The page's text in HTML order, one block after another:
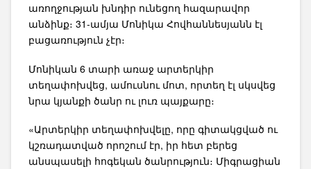
առողջության խնդիր ունեցող հազարավոր
անձինք։ 31-ամյա Մոնիկա Հովհաննեսյանն էլ
բացառություն չէր։
Մոնիկան 6 տարի առաջ արտերկիր
տեղափոխվեց, ամուսնու մոտ, որտեղ էլ սկսվեց
նրա կյանքի ծանր ու լուռ պայքարը։
«Արտերկիր տեղափոխվելը, որը գիտակցված ու
կշռադատված որոշում էր, իր հետ բերեց
անսպասելի հոգեկան ծանրություն։ Միգրացիան